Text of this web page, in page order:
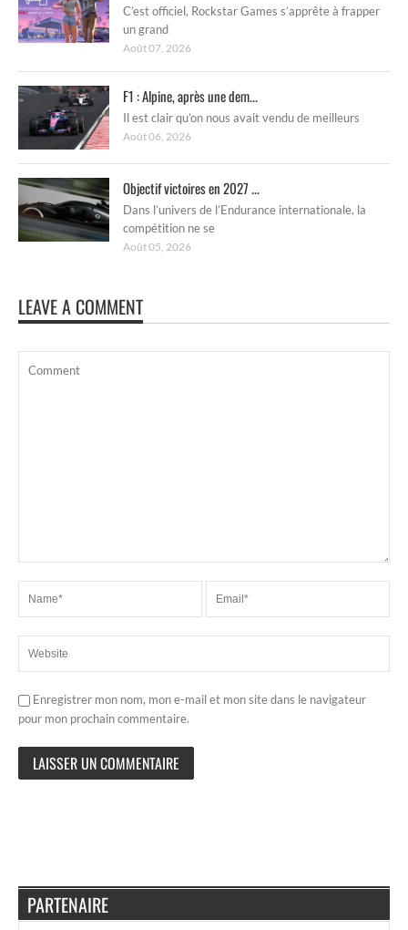
C’est officiel, Rockstar Games s’apprête à frapper
un grand
Août 07, 2026
F1 : Alpine, après une dem...
Il est clair qu’on nous avait vendu de meilleurs
Août 06, 2026
Objectif victoires en 2027 ...
Dans l’univers de l’Endurance internationale, la
compétition ne se
Août 05, 2026
LEAVE A COMMENT
Enregistrer mon nom, mon e-mail et mon site dans le navigateur
pour mon prochain commentaire.
PARTENAIRE